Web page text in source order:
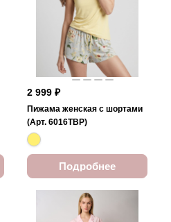
2 999 ₽
Пижама женская с шортами
(Арт. 6016TBP)
Подробнее